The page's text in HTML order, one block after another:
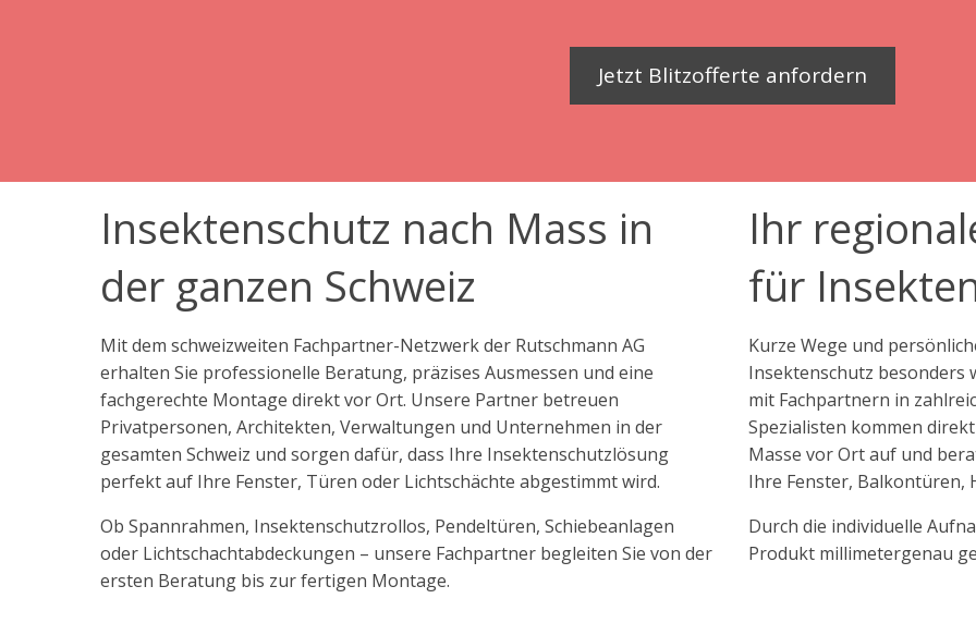
Jetzt Blitzofferte anfordern
Insektenschutz nach Mass in
der ganzen Schweiz
Mit dem schweizweiten Fachpartner-Netzwerk der Rutschmann AG
erhalten Sie professionelle Beratung, präzises Ausmessen und eine
fachgerechte Montage direkt vor Ort. Unsere Partner betreuen
Privatpersonen, Architekten, Verwaltungen und Unternehmen in der
gesamten Schweiz und sorgen dafür, dass Ihre Insektenschutzlösung
perfekt auf Ihre Fenster, Türen oder Lichtschächte abgestimmt wird.
Ob Spannrahmen, Insektenschutzrollos, Pendeltüren, Schiebeanlagen
oder Lichtschachtabdeckungen – unsere Fachpartner begleiten Sie von der
ersten Beratung bis zur fertigen Montage.
Ihr
für
Kurze Wege und
Insektenschutz besonders
mit Fachpartnern in
Spezialisten kommen
Masse vor Ort auf und
Ihre Fenster, Balkontüren,
Durch die individuelle
Produkt millimetergenau